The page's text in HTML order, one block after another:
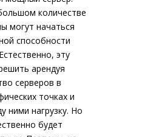
количестве
могут начаться
способности
эту
арендуя
серверов в
точках и
ними нагрузку. Но
будет